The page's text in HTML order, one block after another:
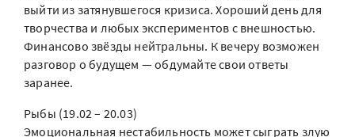
выйти из затянувшегося кризиса. Хороший день для
творчества и любых экспериментов с внешностью.
Финансово звёзды нейтральны. К вечеру возможен
разговор о будущем — обдумайте свои ответы
заранее.
Рыбы (19.02 – 20.03)
Эмоциональная нестабильность может сыграть злую